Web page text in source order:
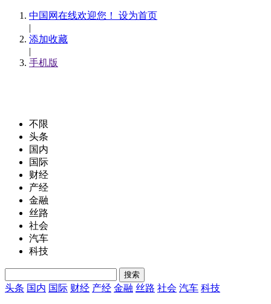
中国网在线欢迎您！ 设为首页
|
添加收藏
|
手机版
不限
头条
国内
国际
财经
产经
金融
丝路
社会
汽车
科技
头条 国内 国际 财经 产经 金融 丝路 社会 汽车 科技